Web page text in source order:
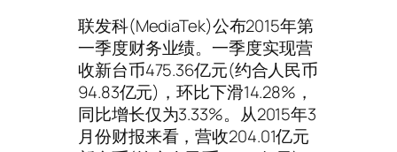
联发科(MediaTek)公布2015年第
一季度财务业绩。一季度实现营
收新台币475.36亿元(约合人民币
94.83亿元)，环比下滑14.28%，
同比增长仅为3.33%。从2015年3
月份财报来看，营收204.01亿元